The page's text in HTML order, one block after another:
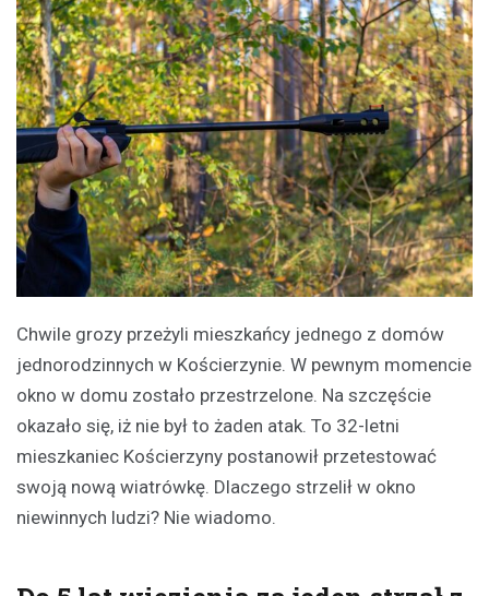
Chwile grozy przeżyli mieszkańcy jednego z domów
jednorodzinnych w Kościerzynie. W pewnym momencie
okno w domu zostało przestrzelone. Na szczęście
okazało się, iż nie był to żaden atak. To 32-letni
mieszkaniec Kościerzyny postanowił przetestować
swoją nową wiatrówkę. Dlaczego strzelił w okno
niewinnych ludzi? Nie wiadomo.